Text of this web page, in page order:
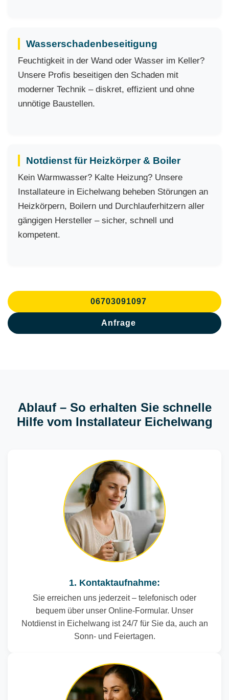
Wasserschadenbeseitigung
Feuchtigkeit in der Wand oder Wasser im Keller?
Unsere Profis beseitigen den Schaden mit
moderner Technik – diskret, effizient und ohne
unnötige Baustellen.
Notdienst für Heizkörper & Boiler
Kein Warmwasser? Kalte Heizung? Unsere
Installateure in Eichelwang beheben Störungen an
Heizkörpern, Boilern und Durchlauferhitzern aller
gängigen Hersteller – sicher, schnell und
kompetent.
06703091097
Anfrage
Ablauf – So erhalten Sie schnelle
Hilfe vom Installateur Eichelwang
1. Kontaktaufnahme:
Sie erreichen uns jederzeit – telefonisch oder
bequem über unser Online-Formular. Unser
Notdienst in Eichelwang ist 24/7 für Sie da, auch an
Sonn- und Feiertagen.